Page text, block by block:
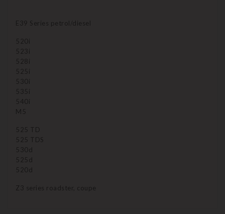
E39 Series petrol/diesel
520i
523i
528i
525i
530i
535i
540i
M5
525 TD
525 TDS
530d
525d
520d
Z3 series roadster, coupe